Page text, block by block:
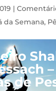
|
da Semana,
–
de